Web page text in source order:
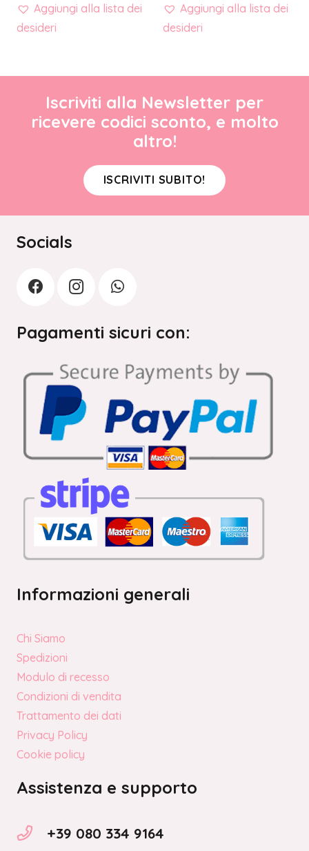
Aggiungi alla lista dei
desideri
Aggiungi alla lista dei
desideri
Iscriviti alla Newsletter per
ricevere codici sconto, e molto
altro!
ISCRIVITI SUBITO!
Socials
Pagamenti sicuri con:
Informazioni generali
Chi Siamo
Spedizioni
Modulo di recesso
Condizioni di vendita
Trattamento dei dati
Privacy Policy
Cookie policy
Assistenza e supporto
+39 080 334 9164